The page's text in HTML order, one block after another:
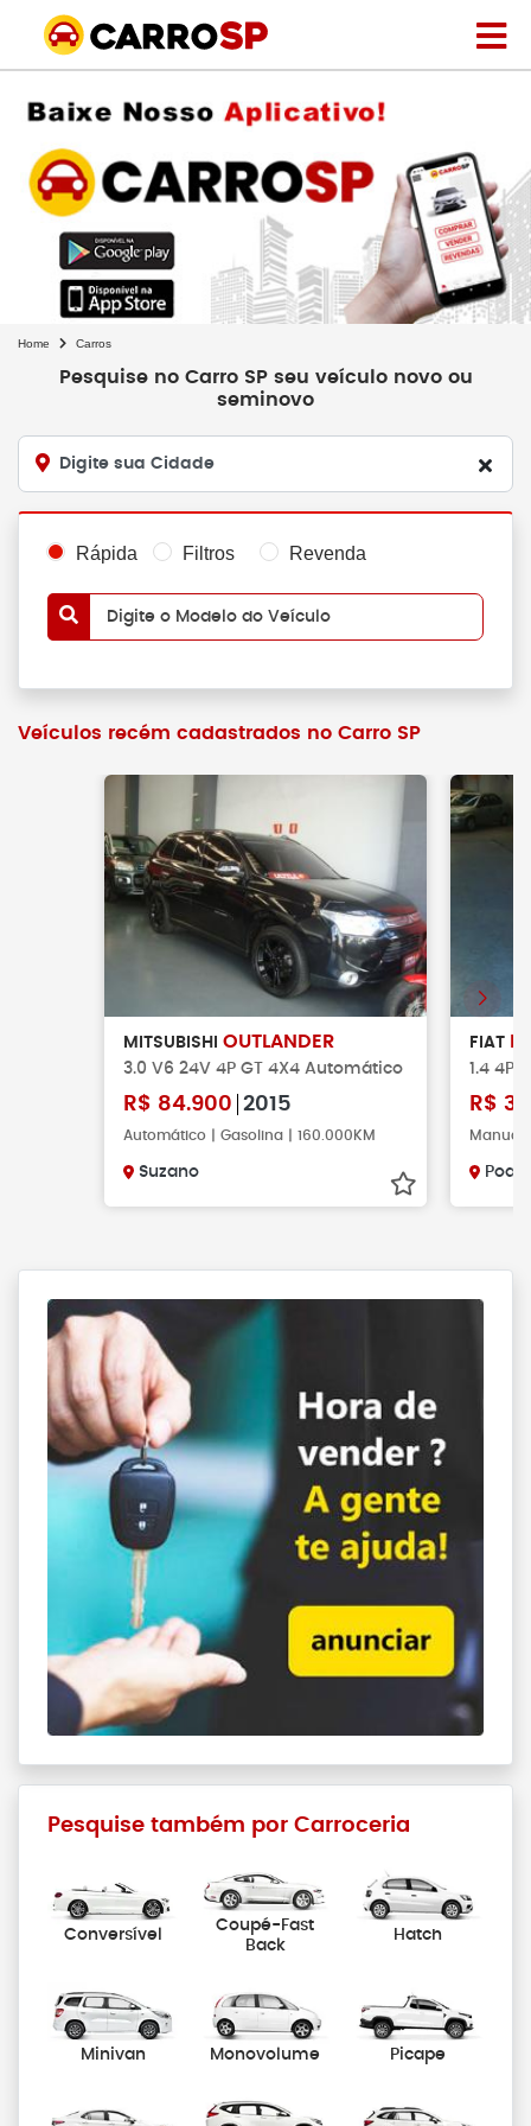
Home Carros
Pesquise no Carro SP seu veículo novo ou
seminovo
Digite sua Cidade
Rápida Filtros Revenda
Digite o Modelo do Veículo
Veículos recém cadastrados no Carro SP
MITSUBISHI OUTLANDER
3.0 V6 24V 4P GT 4X4 Automático
R$ 84.900 2015
Automático | Gasolina | 160.000KM
Suzano
FIAT
1.4 4P
R$
Manual
Poa
Pesquise também por Carroceria
Conversível
Coupé-Fast
Back
Hatch
Minivan Monovolume Picape